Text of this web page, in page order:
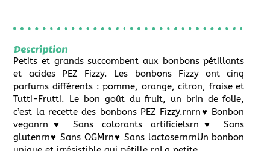
Description
Petits et grands succombent aux bonbons pétillants
et acides PEZ Fizzy. Les bonbons Fizzy ont cinq
parfums différents : pomme, orange, citron, fraise et
Tutti-Frutti. Le bon goût du fruit, un brin de folie,
c’est la recette des bonbons PEZ Fizzy.rnrn♥ Bonbon
veganrn♥ Sans colorants artificielsrn♥ Sans
glutenrn♥ Sans OGMrn♥ Sans lactosernrnUn bonbon